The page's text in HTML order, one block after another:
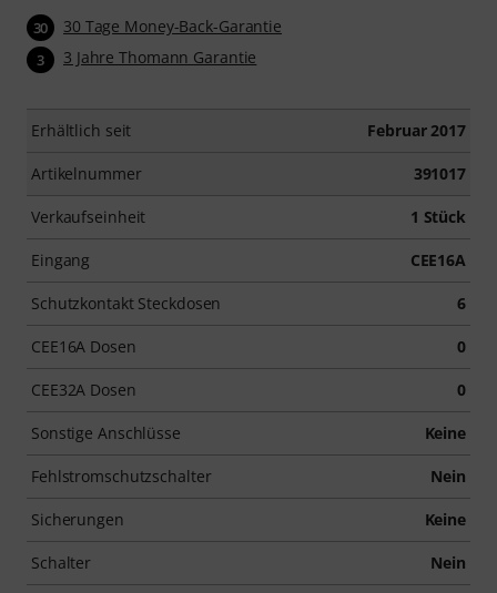
30 30 Tage Money-Back-Garantie
3 3 Jahre Thomann Garantie
Erhältlich seit Februar 2017
Artikelnummer 391017
Verkaufseinheit 1 Stück
Eingang CEE16A
Schutzkontakt Steckdosen 6
CEE16A Dosen 0
CEE32A Dosen 0
Sonstige Anschlüsse Keine
Fehlstromschutzschalter Nein
Sicherungen Keine
Schalter Nein